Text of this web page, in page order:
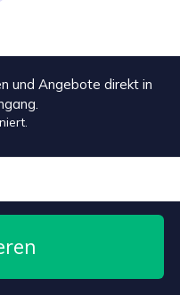
und Angebote direkt in